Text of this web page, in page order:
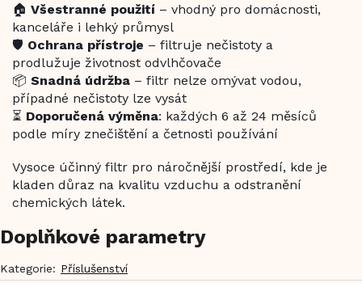
🏠 Všestranné použití – vhodný pro domácnosti,
kanceláře i lehký průmysl
🛡️ Ochrana přístroje – filtruje nečistoty a
prodlužuje životnost odvlhčovače
📦 Snadná údržba – filtr nelze omývat vodou,
případné nečistoty lze vysát
⏳ Doporučená výměna: každých 6 až 24 měsíců
podle míry znečištění a četnosti používání
Vysoce účinný filtr pro náročnější prostředí, kde je
kladen důraz na kvalitu vzduchu a odstranění
chemických látek.
Doplňkové parametry
Kategorie: Příslušenství